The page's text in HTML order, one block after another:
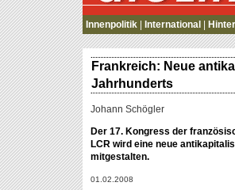
die Linke
Innenpolitik International
Frankreich: Neue
Jahrhunderts
Johann Schögler
Der 17. Kongress der
LCR wird eine neue
mitgestalten.
01.02.2008